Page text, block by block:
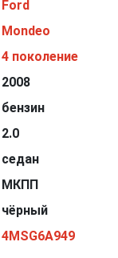
Ford
Mondeo
4 поколение
2008
бензин
2.0
седан
МКПП
чёрный
4MSG6A949